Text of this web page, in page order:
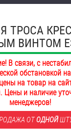
ТРОСА
ВИНТОМ
В связи, с
обстановкой
на товар на
Цены и наличие
менеджеров!
ОТОДНОЙ